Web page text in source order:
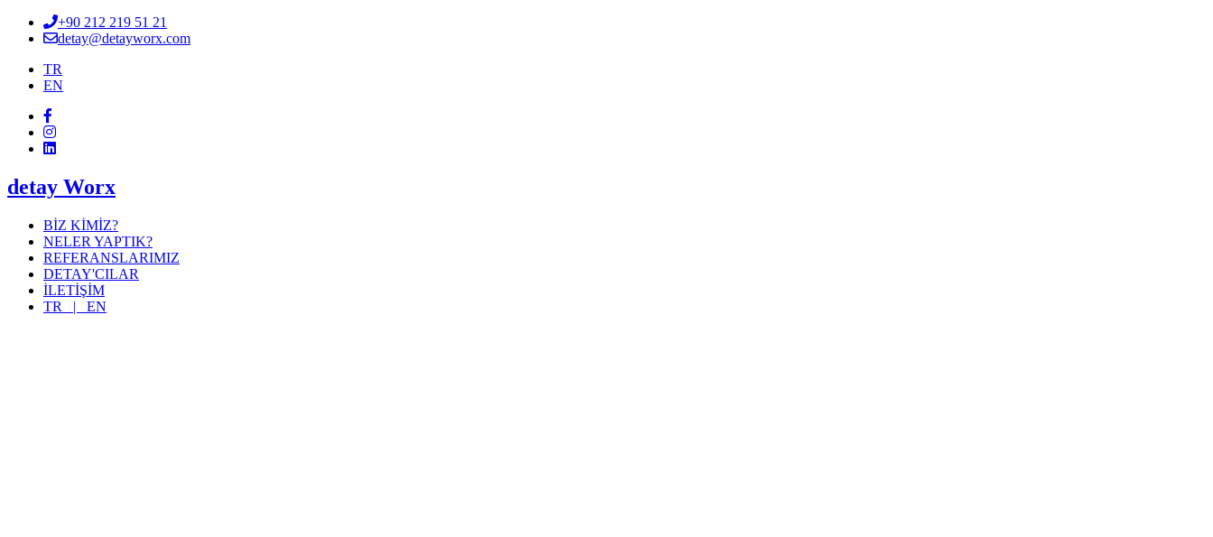
+90 212 219 51 21
detay@detayworx.com
TR
EN
detay Worx
BİZ KİMİZ?
NELER YAPTIK?
REFERANSLARIMIZ
DETAY'CILAR
İLETİŞİM
TR | EN